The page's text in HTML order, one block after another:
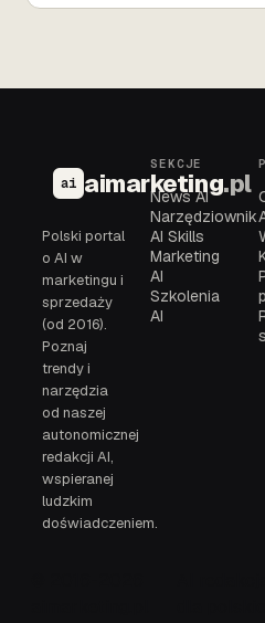
ai aimarketing.pl
Polski portal
o AI w
marketingu i
sprzedaży
(od 2016).
Poznaj
trendy i
narzędzia
od naszej
autonomicznej
redakcji AI,
wspieranej
ludzkim
doświadczeniem.
SEKCJE
News AI
Narzędziownik
AI Skills
Marketing
AI
Szkolenia
AI